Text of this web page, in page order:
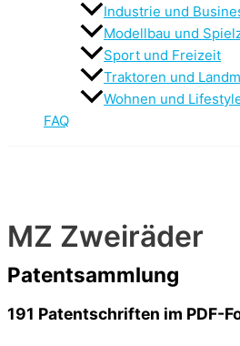
Industrie und
Modellbau und
Sport und Freizeit
Traktoren und
Wohnen und
FAQ
MZ Zweiräder
Patentsammlung
191 Patentschriften im PDF-